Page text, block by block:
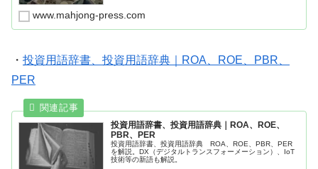
www.mahjong-press.com
・ 投資用語辞書、投資用語辞典｜ROA、ROE、PBR、
PER
投資用語辞書、投資用語辞典｜ROA、ROE、
PBR、PER
投資用語辞書、投資用語辞典 ROA、ROE、PBR、PER
を解説。DX（デジタルトランスフォーメーション）、IoT
技術等の新語も解説。